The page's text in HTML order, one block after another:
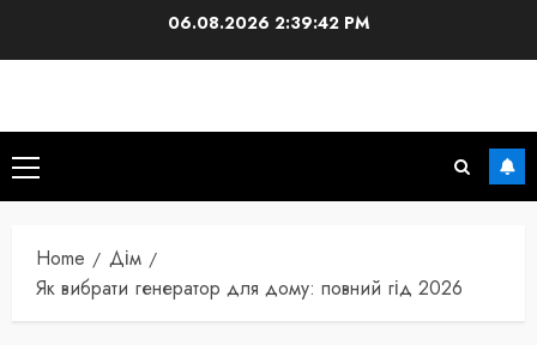
06.08.2026 2:39:43 PM
Primary
Menu
Home
Дім
Як вибрати генератор для дому: повний гід 2026